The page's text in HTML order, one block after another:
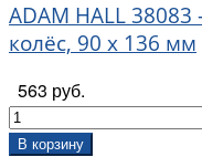
ADAM HALL
колёс, 90 x 136 мм
563 руб.
В корзину